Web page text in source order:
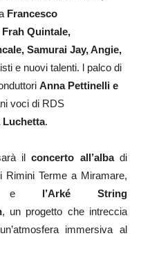
Francesco
Frah Quintale,
Samurai Jay, Angie,
e nuovi talenti. l palco di
Anna Pettinelli e
voci di RDS
Luchetta.
ilconcerto all’albadi
Rimini Terme a Miramare,
e l’Arké String
, un progetto che intreccia
immersiva al